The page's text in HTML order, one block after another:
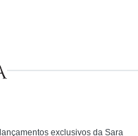
exclusivos da Sara